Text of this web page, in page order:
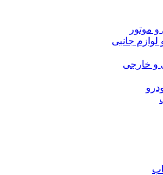
موتور
جانبی
و خارجی